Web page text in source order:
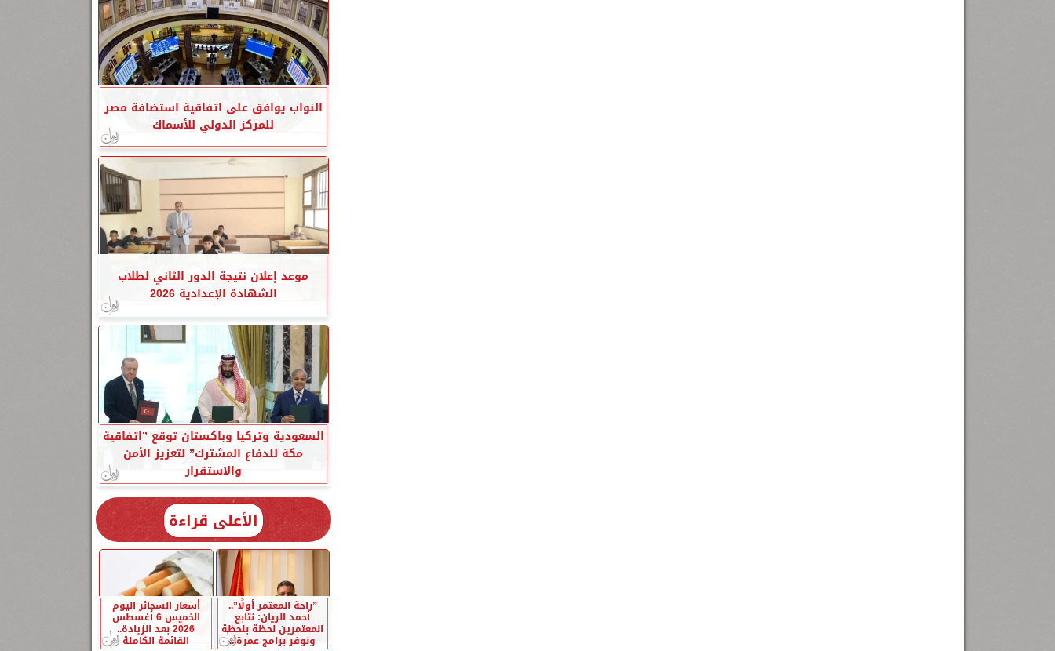
النواب يوافق على اتفاقية استضافة مصر
للمركز الدولي للأسماك
موعد إعلان نتيجة الدور الثاني لطلاب
الشهادة الإعدادية 2026
السعودية وتركيا وباكستان توقع ”اتفاقية
مكة للدفاع المشترك” لتعزيز الأمن
والاستقرار
الأعلى قراءة
”راحة المعتمر أولًا”..
أحمد الريان: نتابع
المعتمرين لحظة بلحظة
ونوفر برامج عمرة...
أسعار السجائر اليوم
الخميس 6 أغسطس
2026 بعد الزيادة..
القائمة الكاملة